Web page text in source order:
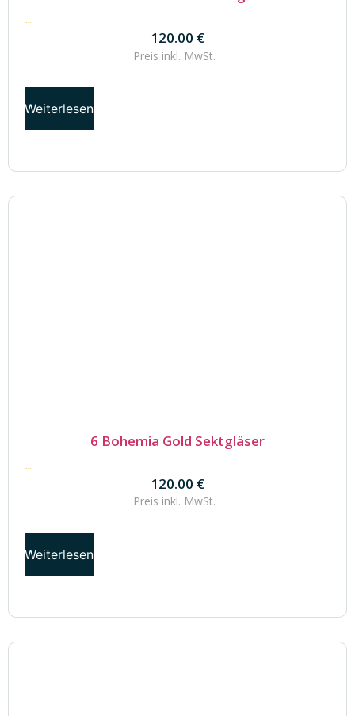
120.00 €
120.00 €
Preis inkl. MwSt.
Weiterlesen
6 Bohemia Gold Sektgläser
120.00 €
120.00 €
Preis inkl. MwSt.
Weiterlesen